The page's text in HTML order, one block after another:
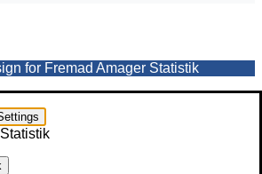
for Fremad Amager Statistik